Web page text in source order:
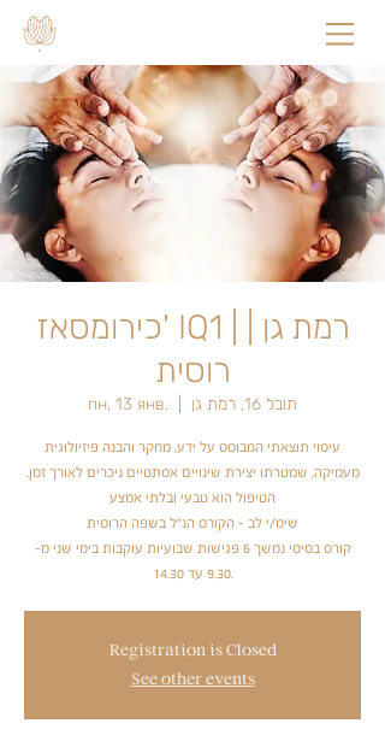
כירומסאז' IQ1 | רמת גן |
רוסית
пн, 13 янв. תובל 16, רמת גן
עיסוי תוצאתי המבוסס על ידע, מחקר והבנה פיזיולוגית
מעמיקה, שמטרתו יצירת שינויים אסתטיים ניכרים לאורך זמן.
הטיפול הוא טבעי ובלתי אמצע
שימ/י לב - הקורס הנ"ל בשפה הרוסית
קורס בסיסי נמשך 6 פגישות שבועיות עוקבות בימי שני מ-
9.30 עד 14.30.
Registration is Closed
See other events